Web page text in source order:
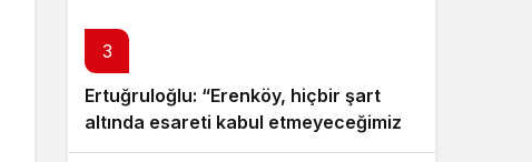
3
Ertuğruloğlu: “Erenköy, hiçbir şart
altında esareti kabul etmeyeceğimizin
en açık kanıtıdır”